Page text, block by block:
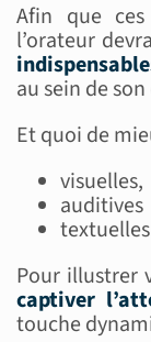
Afin que
l’orateur
au sein de
Et quoi de
visuelles,
auditives
textuelles
Pour illustrer
captiver
touche